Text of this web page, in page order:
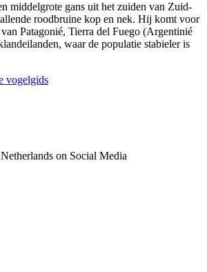
middelgrote gans uit het zuiden van Zuid-
roodbruine kop en nek. Hij komt voor
Patagonié, Tierra del Fuego (Argentinié
waar de populatie stabieler is
vogelgids
on Social Media